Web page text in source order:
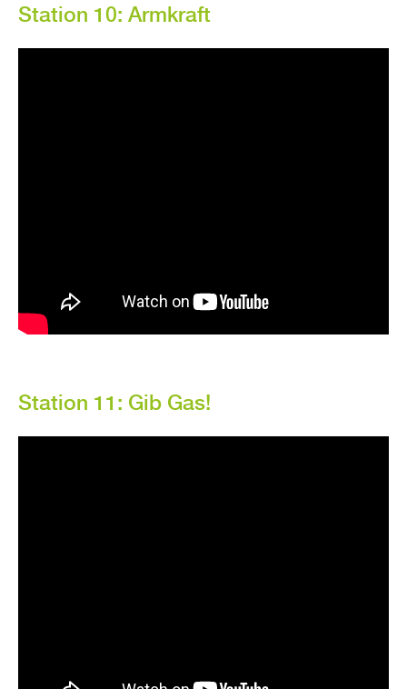
Sta­ti­on 10: Arm­kraft
Sta­ti­on 11: Gib Gas!